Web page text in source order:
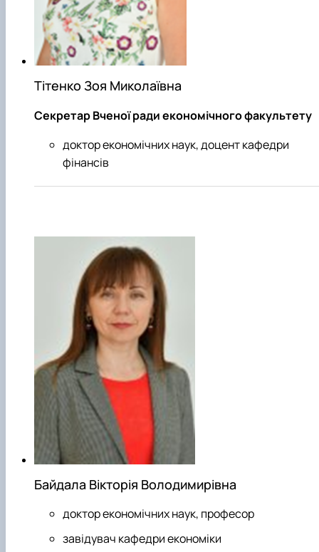
Тітенко Зоя Миколаївна
Секретар Вченої ради економічного факультету
доктор економічних наук, доцент кафедри
фінансів
Байдала Вікторія Володимирівна
доктор економічних наук, професор
завідувач кафедри економіки